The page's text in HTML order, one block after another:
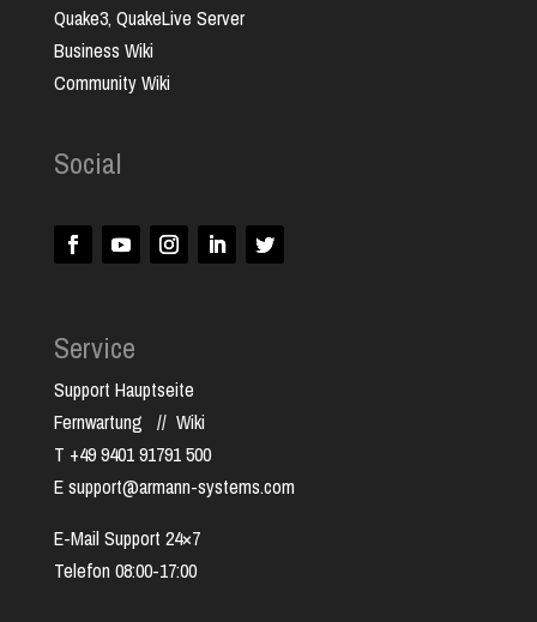
Quake3, QuakeLive Server
Business Wiki
Community Wiki
Social
Service
Support Hauptseite
Fernwartung // Wiki
T +49 9401 91791 500
E support@armann-systems.com
E-Mail Support 24×7
Telefon 08:00-17:00